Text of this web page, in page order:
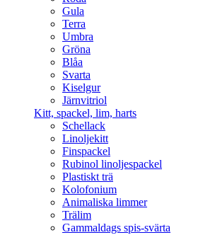
Gula
Terra
Umbra
Gröna
Blåa
Svarta
Kiselgur
Järnvitriol
Kitt, spackel, lim, harts
Schellack
Linoljekitt
Finspackel
Rubinol linoljespackel
Plastiskt trä
Kolofonium
Animaliska limmer
Trälim
Gammaldags spis-svärta